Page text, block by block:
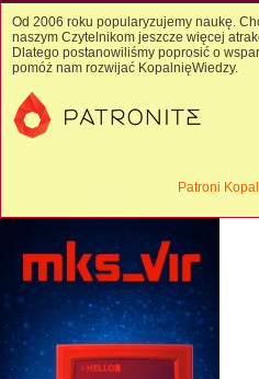
Od 2006 roku popularyzujemy naukę.
naszym Czytelnikom jeszcze więcej
Dlatego postanowiliśmy poprosić o
pomóż nam rozwijać KopalnięWiedzy.
Patroni